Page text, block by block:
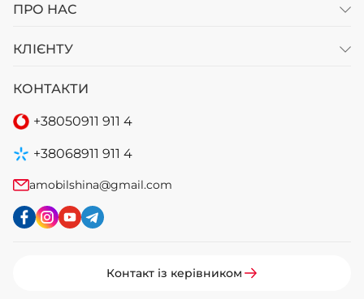
ПРО НАС
КЛІЄНТУ
КОНТАКТИ
+38050911 911 4
+38068911 911 4
amobilshina@gmail.com
Контакт із керівником